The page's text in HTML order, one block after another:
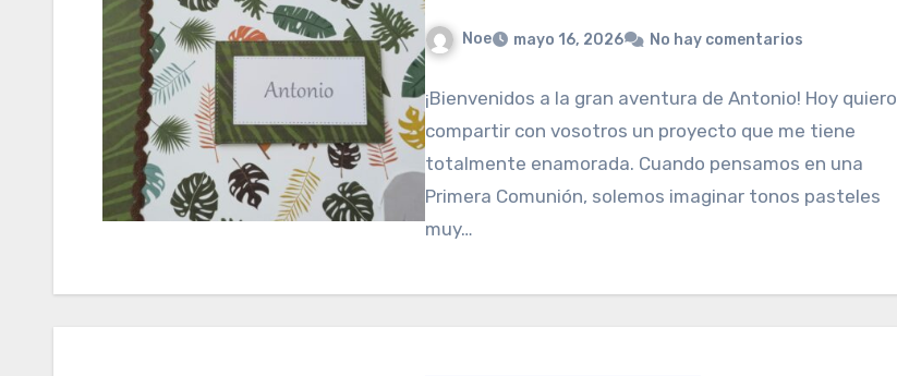
Noe mayo 16, 2026 No hay comentarios
¡Bienvenidos a la gran aventura de Antonio! Hoy quiero
compartir con vosotros un proyecto que me tiene
totalmente enamorada. Cuando pensamos en una
Primera Comunión, solemos imaginar tonos pasteles
muy…